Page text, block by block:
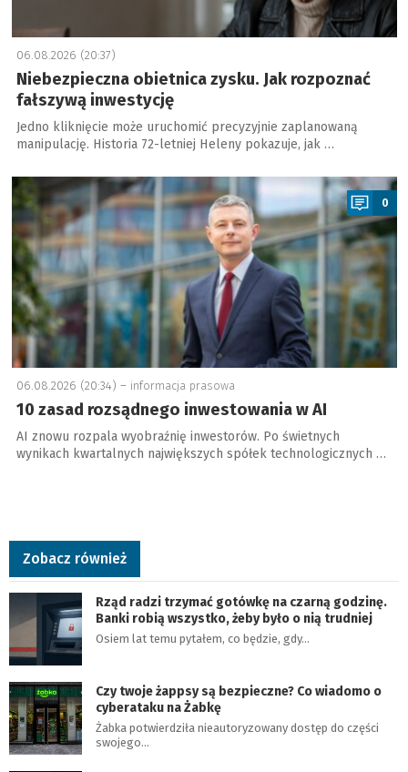
06.08.2026 (20:37)
Niebezpieczna obietnica zysku. Jak rozpoznać
fałszywą inwestycję
Jedno kliknięcie może uruchomić precyzyjnie zaplanowaną
manipulację. Historia 72-letniej Heleny pokazuje, jak …
a
0
06.08.2026 (20:34) – informacja prasowa
10 zasad rozsądnego inwestowania w AI
AI znowu rozpala wyobraźnię inwestorów. Po świetnych
wynikach kwartalnych największych spółek technologicznych …
Zobacz również
Rząd radzi trzymać gotówkę na czarną godzinę.
Banki robią wszystko, żeby było o nią trudniej
Osiem lat temu pytałem, co będzie, gdy…
Czy twoje żappsy są bezpieczne? Co wiadomo o
cyberataku na Żabkę
Żabka potwierdziła nieautoryzowany dostęp do części
swojego…